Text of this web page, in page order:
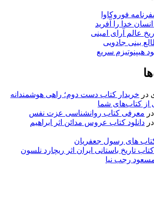
فوروکاوا
خدا را آفرید
عالم آرای امینی
بینی جادویی
هیپنوتیزم سریع
در خریدار کتاب دست دوم؛ راهی هوشمندانه
از کتاب‌های شما
در معرفی کتاب روانشناسی عزت نفس
در دانلود کتاب عروس مدائن اثر ابراهیم
های رسول جعفریان
کتاب تاریخ باستانی ایران اثر ریچارد نلسون
رجب نیا